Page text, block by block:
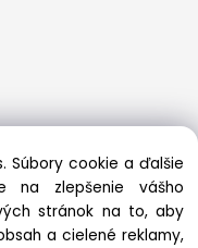
Súbory cookie a ďalšie
na zlepšenie vášho
stránok na to, aby
a cielené reklamy,